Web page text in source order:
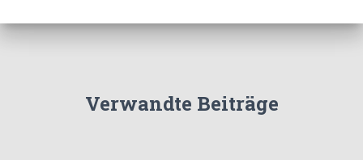
Verwandte Beiträge